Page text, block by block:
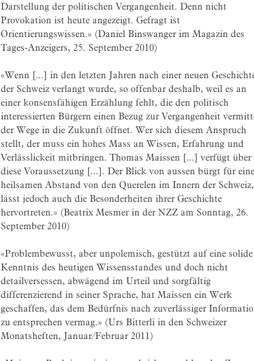
Darstellung der politischen Vergangenheit. Denn nicht
Provokation ist heute angezeigt. Gefragt ist
Orientierungswissen.» (Daniel Binswanger im Magazin des
Tages-Anzeigers, 25. September 2010)
«Wenn [...] in den letzten Jahren nach einer neuen
der Schweiz verlangt wurde, so offenbar deshalb, weil es an
einer konsensfähigen Erzählung fehlt, die den politisch
interessierten Bürgern einen Bezug zur Vergangenheit
der Wege in die Zukunft öffnet. Wer sich diesem Anspruch
stellt, der muss ein hohes Mass an Wissen, Erfahrung und
Verlässlickeit mitbringen. Thomas Maissen [...] verfügt über
diese Voraussetzung [...]. Der Blick von aussen bürgt für
heilsamen Abstand von den Querelen im Innern der Schweiz,
lässt jedoch auch die Besonderheiten ihrer Geschichte
hervortreten.» (Beatrix Mesmer in der NZZ am Sonntag, 26.
September 2010)
«Problembewusst, aber unpolemisch, gestützt auf eine solide
Kenntnis des heutigen Wissensstandes und doch nicht
detailversessen, abwägend im Urteil und sorgfältig
differenzierend in seiner Sprache, hat Maissen ein Werk
geschaffen, das dem Bedürfnis nach zuverlässiger
zu entsprechen vermag.» (Urs Bitterli in den Schweizer
Monatsheften, Januar/Februar 2011)